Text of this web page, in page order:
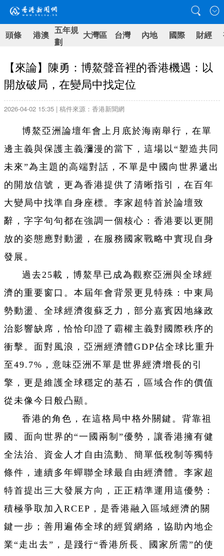
頭條 港澳 五年規
劃
大灣區 台灣 內地 國際 財經
【來論】陳勇：博鰲聲音裡的香港機遇：以
開放破局，在變局中找定位
2026-04-02 15:35 | 稿件來源：香港新聞網
博鰲亞洲論壇年會上月底於海南舉行，在單
邊主義與保護主義瀰漫的當下，這場以“塑造共同
未來”為主題的高端對話，不單是中國向世界遞出
的開放信號，更為香港提供了清晰指引，在百年
大變局中找準自身座標。李家超特首於論壇致
辭，字字句句都在強調一個核心：香港要以更開
放的姿態應對動盪，在服務國家戰略中實現自身
發展。
過去25載，博鰲早已成為觀察亞洲與全球經
濟的重要窗口。本屆年會背景更見特殊：中東局
勢動盪、全球經濟復蘇乏力，部分嘉賓因地緣政
治影響缺席，恰恰印證了霸權主義對國際秩序的
衝擊。面對風浪，亞洲經濟體GDP佔全球比重升
至49.7%，意味亞洲不單是世界經濟增長的引
擎，更是維護全球穩定的基石，區域合作的價值
從未像今日般凸顯。
香港的角色，在這格局中格外關鍵。背靠祖
國、面向世界的“一國兩制”優勢，讓香港擁有健
全法治、資金人才自由流動、簡單低稅制等獨特
條件，連續多年蟬聯全球最自由經濟體。李家超
特首提出三大發展方向，正正精準運用這優勢：
積極爭取加入RCEP，是香港融入區域經濟的關
鍵一步；善用遍佈全球的經貿網絡，協助內地企
業“走出去”，是踐行“香港所長、國家所需”的使